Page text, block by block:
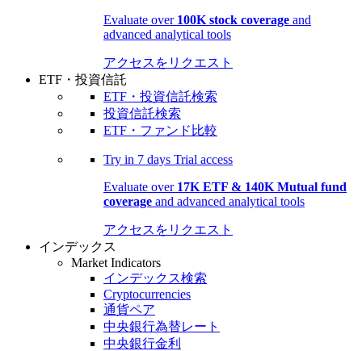
Evaluate over 100K stock coverage and
advanced analytical tools
アクセスをリクエスト
ETF・投資信託
ETF・投資信託検索
投資信託検索
ETF・ファンド比較
Try in 7 days Trial access
Evaluate over 17K ETF & 140K Mutual fund
coverage and advanced analytical tools
アクセスをリクエスト
インデックス
Market Indicators
インデックス検索
Cryptocurrencies
通貨ペア
中央銀行為替レート
中央銀行金利